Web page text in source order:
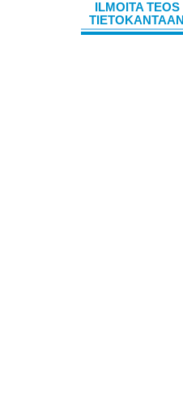
ILMOITA TEOS
TIETOKANTAAN